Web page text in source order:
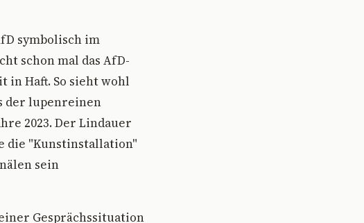
symbolisch im
schon mal das AfD-
in Haft. So sieht wohl
der lupenreinen
2023. Der Lindauer
die "Kunstinstallation"
sein
Gesprächssituation